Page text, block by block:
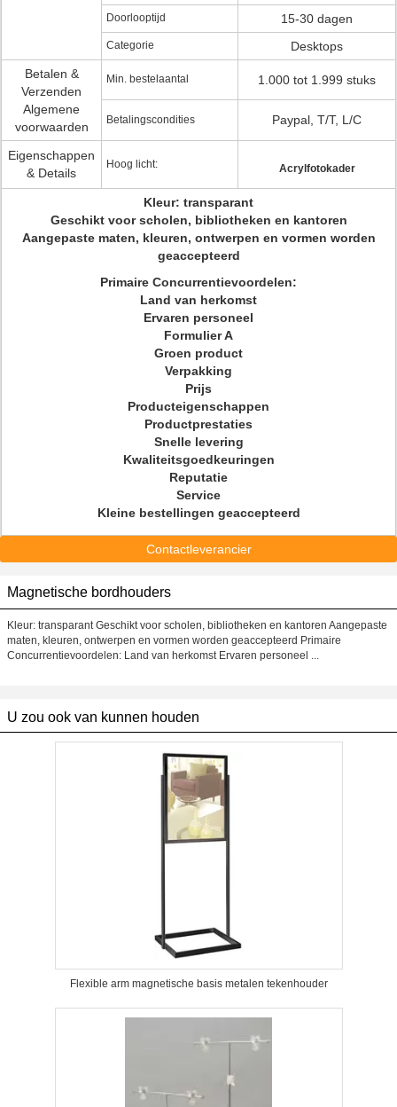
Doorlooptijd 15-30 dagen
Categorie
Desktops
Betalen &
Verzenden
Algemene
voorwaarden
Min. bestelaantal 1.000 tot 1.999 stuks
Betalingscondities Paypal, T/T, L/C
Eigenschappen
& Details
Hoog licht: Acrylfotokader
Kleur: transparant
Geschikt voor scholen, bibliotheken en kantoren
Aangepaste maten, kleuren, ontwerpen en vormen worden
geaccepteerd
Primaire Concurrentievoordelen:
Land van herkomst
Ervaren personeel
Formulier A
Groen product
Verpakking
Prijs
Producteigenschappen
Productprestaties
Snelle levering
Kwaliteitsgoedkeuringen
Reputatie
Service
Kleine bestellingen geaccepteerd
Contactleverancier
Magnetische bordhouders
Kleur: transparant Geschikt voor scholen, bibliotheken en kantoren Aangepaste
maten, kleuren, ontwerpen en vormen worden geaccepteerd Primaire
Concurrentievoordelen: Land van herkomst Ervaren personeel ...
U zou ook van kunnen houden
Flexible arm magnetische basis metalen tekenhouder